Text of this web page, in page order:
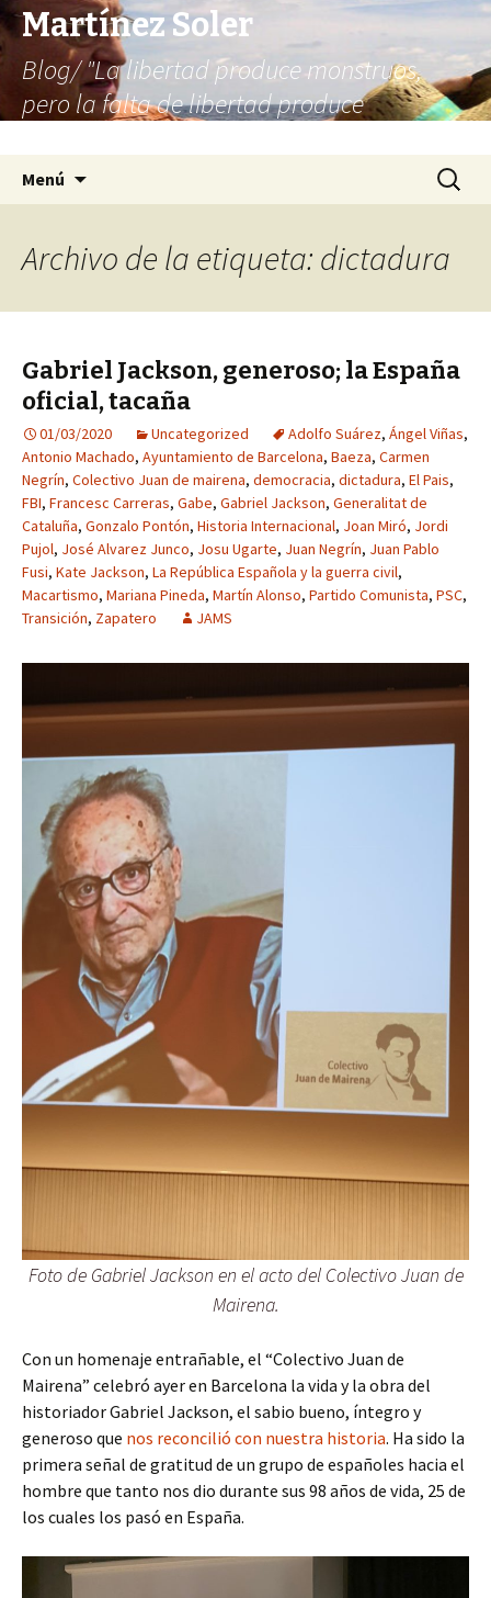
Martínez Soler
Blog/ "La libertad produce monstruos,
pero la falta de libertad produce
Menú Buscar:
Archivo de la etiqueta: dictadura
Gabriel Jackson, generoso; la España
oficial, tacaña
01/03/2020 Uncategorized Adolfo Suárez, Ángel Viñas,
Antonio Machado, Ayuntamiento de Barcelona, Baeza, Carmen
Negrín, Colectivo Juan de mairena, democracia, dictadura, El Pais,
FBI, Francesc Carreras, Gabe, Gabriel Jackson, Generalitat de
Cataluña, Gonzalo Pontón, Historia Internacional, Joan Miró, Jordi
Pujol, José Alvarez Junco, Josu Ugarte, Juan Negrín, Juan Pablo
Fusi, Kate Jackson, La República Española y la guerra civil,
Macartismo, Mariana Pineda, Martín Alonso, Partido Comunista, PSC,
Transición, Zapatero JAMS
Foto de Gabriel Jackson en el acto del Colectivo Juan de
Mairena.
Con un homenaje entrañable, el “Colectivo Juan de
Mairena” celebró ayer en Barcelona la vida y la obra del
historiador Gabriel Jackson, el sabio bueno, íntegro y
generoso que nos reconcilió con nuestra historia. Ha sido la
primera señal de gratitud de un grupo de españoles hacia el
hombre que tanto nos dio durante sus 98 años de vida, 25 de
los cuales los pasó en España.